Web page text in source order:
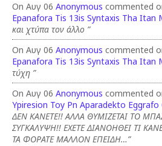
On Αυγ 06 Anonymous commented
Epanafora Tis 13is Syntaxis Tha Itan
και χτύπα τον άλλο ”
On Αυγ 06 Anonymous commented
Epanafora Tis 13is Syntaxis Tha Itan
τύχη ”
On Αυγ 06 Anonymous commented
Ypiresion Toy Pn Aparadekto Eggrafo
ΔΕΝ ΚΑΝΕΤΕ!! ΑΛΛΑ ΘΥΜΙΖΕΤΑΙ ΤΟ
ΣΥΓΚΑΛΥΨΗ!! ΕΧΕΤΕ ΔΙΑΝΟΗΘΕΙ ΤΙ
ΤΑ ΦΟΡΑΤΕ ΜΑΛΛΟΝ ΕΠΕΙΔΗ…”